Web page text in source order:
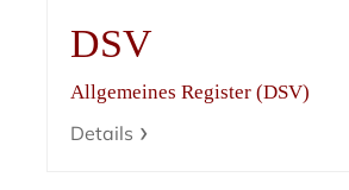
DSV
Allgemeines Register (DSV)
Details